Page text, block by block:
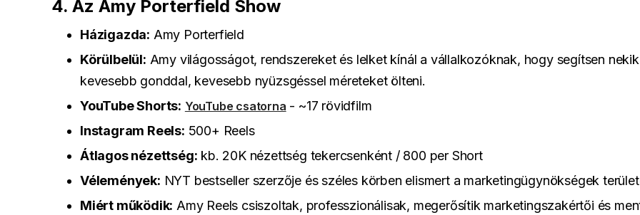
4. Az Amy Porterfield Show
Házigazda: Amy Porterfield
Körülbelül: Amy világosságot, rendszereket és lelket kínál a vállalkozóknak, hogy segítsen nekik
kevesebb gonddal, kevesebb nyüzsgéssel méreteket ölteni.
YouTube Shorts: YouTube csatorna - ~17 rövidfilm
Instagram Reels: 500+ Reels
Átlagos nézettség: kb. 20K nézettség tekercsenként / 800 per Short
Vélemények: NYT bestseller szerzője és széles körben elismert a marketingügynökségek
Miért működik: Amy Reels csiszoltak, professzionálisak, megerősítik marketingszakértői és